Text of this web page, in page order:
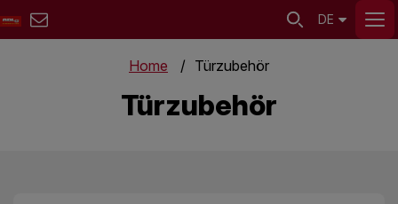
DE
Home Türzubehör
Türzubehör